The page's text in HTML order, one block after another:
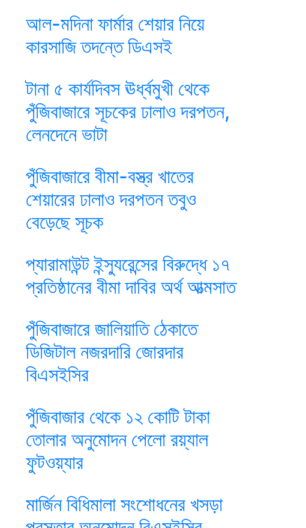
আল-মদিনা ফার্মার শেয়ার নিয়ে
কারসাজি তদন্তে ডিএসই
টানা ৫ কার্যদিবস ঊর্ধ্বমুখী থেকে
পুঁজিবাজারে সূচকের ঢালাও দরপতন,
লেনদেনে ভাটা
পুঁজিবাজারে বীমা-বস্ত্র খাতের
শেয়ারের ঢালাও দরপতন তবুও
বেড়েছে সূচক
প্যারামাউন্ট ইন্স্যুরেন্সের বিরুদ্ধে ১৭
প্রতিষ্ঠানের বীমা দাবির অর্থ আত্মসাত
পুঁজিবাজারে জালিয়াতি ঠেকাতে
ডিজিটাল নজরদারি জোরদার
বিএসইসির
পুঁজিবাজার থেকে ১২ কোটি টাকা
তোলার অনুমোদন পেলো রয়্যাল
ফুটওয়্যার
মার্জিন বিধিমালা সংশোধনের খসড়া